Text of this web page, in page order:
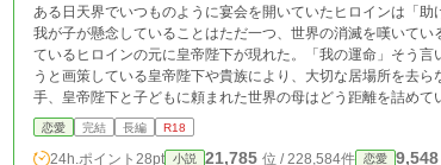
ある日天界でいつものように宴会を開いていたヒロインは「
我が子が懸念していることはただ一つ、世界の消滅を嘆いて
ているヒロインの元に皇帝陛下が現れた。「我の運命」そう
うと画策している皇帝陛下や貴族により、大切な居場所を去
手、皇帝陛下と子どもに頼まれた世界の母はどう距離を詰めて
恋愛 完結 長編 R18
24h.ポイント 28pt 小説 21,785 位 / 228,584件 恋愛 9,548